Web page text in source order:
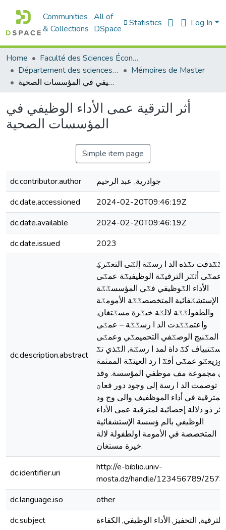
Communities
& Collections
All of
DSpace
Statistics Log In
Home
Faculté des Sciences Économiques Commerciales et des Sciences de Gestion
Département des sciences de gestion
Mémoires de Master
أثر الترقية عمى الأداء الوظيفي في المؤسسات الصحية
أثر الترقية عمى الأداء الوظيفي في
المؤسسات الصحية
Simple item page
dc.contributor.author
جوادرية, عبد الرحيم
dc.date.accessioned
2024-02-20T09:46:19Z
dc.date.available
2024-02-20T09:46:19Z
dc.date.issued
2023
dc.description.abstract
ىػػدفت ىػذه الد ا رسػة إلػى التعػرؼ
عمػى أثػر الترقيػة الوظيفيػة عمػى
الأداء الػوظيفي فػي المؤسسػػة
الإستشػفائية المتخصصػػة الأمومػة
والطفولػػة لالػة خيػرة مسػتغان,
واعتمػػدت الد ا رسػػة – عمػى
المػنيج الوصػفي التحميمػي وعمػى
كػ داة لمد ا رسػة, الػذي تػ
توزيعػو عمػى أفػ ا رد العينػة الممثمة
مجموعة مف موظفي المؤسسة. وقد
توصمت الد ا رسة إلى وجود دور فعاؿ
لمترقية في أداء الموظفيف والى وج ود
أثر ذو دلالة إحصائية لمترقية عمى الأداء
الوظيفي بالم ؤسسة الإستشفائية
المتخصصة في الأمومة اولطفولة لالة
خيرة مستغان.
dc.identifier.uri
http://e-biblio.univ-
mosta.dz/handle/123456789/
dc.language.iso
other
dc.subject
الترقية, التحفيز, الأداء الوظيفي, الكفاءة